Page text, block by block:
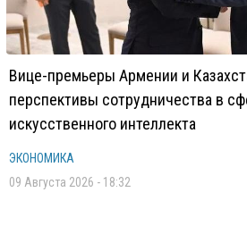
Вице-премьеры Армении и
перспективы сотрудничества в
искусственного интеллекта
ЭКОНОМИКА
09 Августа 2026 - 18:32